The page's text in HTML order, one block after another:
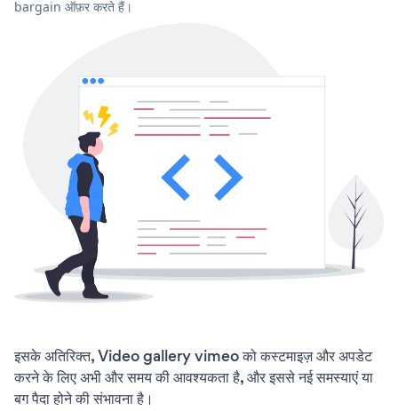
bargain ऑफ़र करते हैं।
इसके अतिरिक्त, Video gallery vimeo को कस्टमाइज़ और अपडेट
करने के लिए अभी और समय की आवश्यकता है, और इससे नई समस्याएं या
बग पैदा होने की संभावना है।